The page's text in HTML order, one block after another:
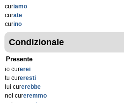
curiamo
curate
curino
Condizionale
Presente
io curerei
tu cureresti
lui curerebbe
noi cureremmo